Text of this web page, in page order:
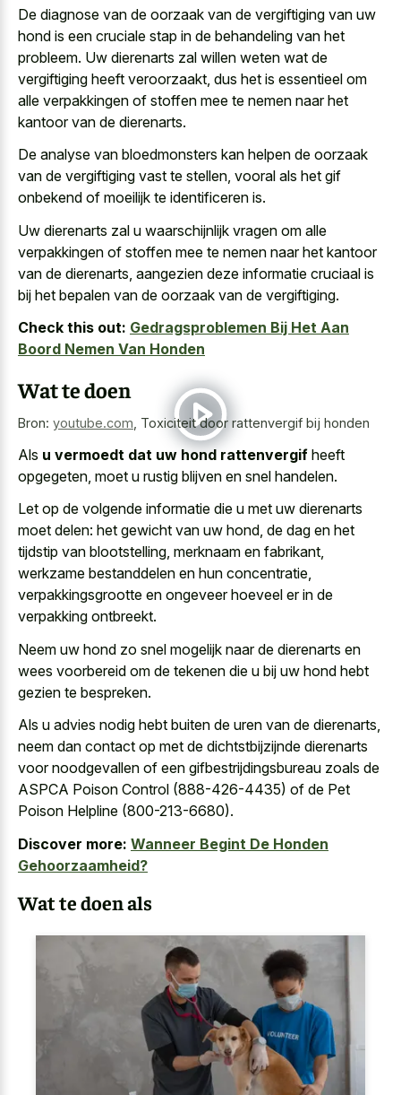
De diagnose van de oorzaak van de vergiftiging van uw
hond is een cruciale stap in de behandeling van het
probleem. Uw dierenarts zal willen weten wat de
vergiftiging heeft veroorzaakt, dus het is essentieel om
alle verpakkingen of stoffen mee te nemen naar het
kantoor van de dierenarts.
De analyse van bloedmonsters kan helpen de oorzaak
van de vergiftiging vast te stellen, vooral als het gif
onbekend of moeilijk te identificeren is.
Uw dierenarts zal u waarschijnlijk vragen om alle
verpakkingen of stoffen mee te nemen naar het kantoor
van de dierenarts, aangezien deze informatie cruciaal is
bij het bepalen van de oorzaak van de vergiftiging.
Check this out: Gedragsproblemen Bij Het Aan
Boord Nemen Van Honden
Wat te doen
Bron: youtube.com, Toxiciteit door rattenvergif bij honden
Als u vermoedt dat uw hond rattenvergif heeft
opgegeten, moet u rustig blijven en snel handelen.
Let op de volgende informatie die u met uw dierenarts
moet delen: het gewicht van uw hond, de dag en het
tijdstip van blootstelling, merknaam en fabrikant,
werkzame bestanddelen en hun concentratie,
verpakkingsgrootte en ongeveer hoeveel er in de
verpakking ontbreekt.
Neem uw hond zo snel mogelijk naar de dierenarts en
wees voorbereid om de tekenen die u bij uw hond hebt
gezien te bespreken.
Als u advies nodig hebt buiten de uren van de dierenarts,
neem dan contact op met de dichtstbijzijnde dierenarts
voor noodgevallen of een gifbestrijdingsbureau zoals de
ASPCA Poison Control (888-426-4435) of de Pet
Poison Helpline (800-213-6680).
Discover more: Wanneer Begint De Honden
Gehoorzaamheid?
Wat te doen als